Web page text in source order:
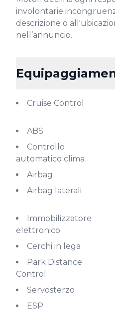
involontarie
descrizione o
nell’annuncio.
Cruise Control
ABS
Controllo
automatico clima
Airbag
Airbag laterali
Immobilizzatore
elettronico
Cerchi in lega
Park Distance
Control
Servosterzo
ESP